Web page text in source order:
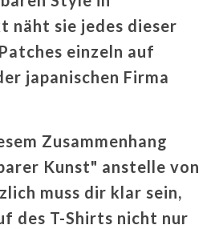
näht sie jedes dieser
einzeln auf
japanischen Firma
Zusammenhang
Kunst" anstelle von
muss dir klar sein,
des T-Shirts nicht nur